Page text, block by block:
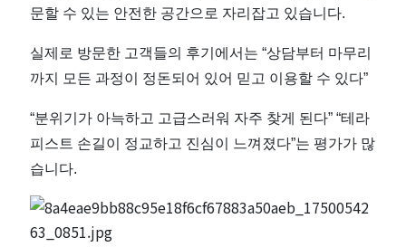
문할 수 있는 안전한 공간으로 자리잡고 있습니다.
실제로 방문한 고객들의 후기에서는 “상담부터 마무리
까지 모든 과정이 정돈되어 있어 믿고 이용할 수 있다”
“분위기가 아늑하고 고급스러워 자주 찾게 된다” “테라
피스트 손길이 정교하고 진심이 느껴졌다”는 평가가 많
습니다.